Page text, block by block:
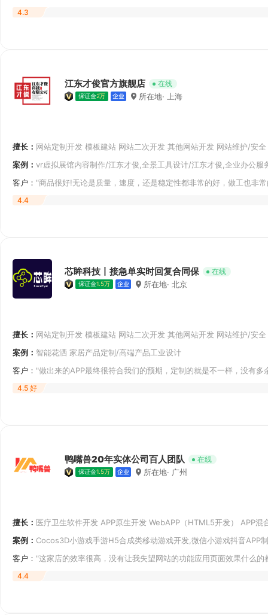
4.3
江东才俊官方旗舰店 在线
保证金2万 所在地· 上海
擅长： 网站定制开发 模板建站 网站二次开发 其他网站开发 网站维护/安
案例： vr虚拟展馆内容制作/江东才俊,全景工具设计/江东才俊,企业办公服
客户： "商品很好!无论是质量，速度，还是稳定性都非常的好，做工也非
度很快，快
4.4
芯眸科技丨接急单实时回复合同保 在线
保证金1.5万 所在地· 北京
擅长： 网站定制开发 模板建站 网站二次开发 其他网站开发 网站维护/安
案例： 智能花洒 家居产品定制/高端产品工业设计
客户： "做出来的APP最终很符合我们的预期，定制的就是不一样，没有
畅，排版功能
4.5 好
鸭嘴兽20年实体公司百人团队 在线
保证金1.5万 所在地· 广州
擅长： 医疗卫生软件开发 APP原生开发 WebAPP（HTML5开发） APP混
案例： Cocos3D小游戏手游H5合成类移动游戏开发,微信小游戏抖音APP
客户： "这家店的效率很高，没有让我失望网站的功能应用页面效果什么
错的网站,
4.4